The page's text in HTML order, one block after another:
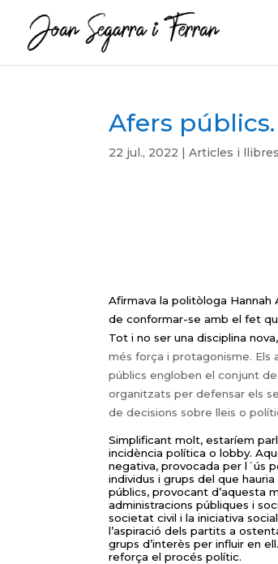
Afers públics.
22 jul., 2022 |Articles i llibres
Afirmava la politòloga Hannah
de conformar-se amb el fet
Tot i no ser una disciplina
més força i protagonisme. Els
públics engloben el conjunt
organitzats per defensar els
de decisions sobre lleis o
Simplificant molt, estaríem
incidència política o lobby.
negativa, provocada per l´ús
individus i grups del que
públics, provocant d’aquesta
administracions públiques i
societat civil i la iniciativa
l’aspiració dels partits a
grups d’interès per influir en
reforça el procés polític.